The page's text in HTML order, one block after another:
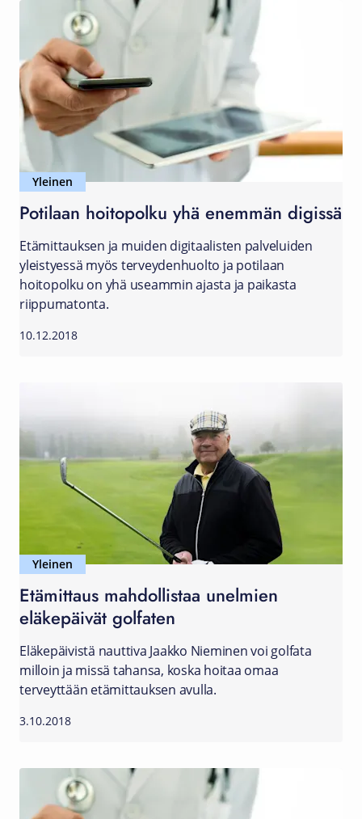
Yleinen
Potilaan hoitopolku yhä enemmän digissä
Etämittauksen ja muiden digitaalisten palveluiden
yleistyessä myös terveydenhuolto ja potilaan
hoitopolku on yhä useammin ajasta ja paikasta
riippumatonta.
10.12.2018
Yleinen
Etämittaus mahdollistaa unelmien
eläkepäivät golfaten
Eläkepäivistä nauttiva Jaakko Nieminen voi golfata
milloin ja missä tahansa, koska hoitaa omaa
terveyttään etämittauksen avulla.
3.10.2018